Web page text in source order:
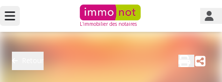
L'immobilier des notaires